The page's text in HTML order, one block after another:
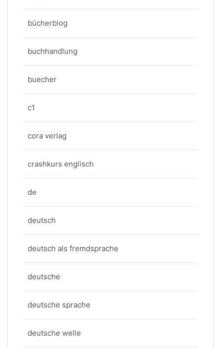
bücherblog
buchhandlung
buecher
c1
cora verlag
crashkurs englisch
de
deutsch
deutsch als fremdsprache
deutsche
deutsche sprache
deutsche welle